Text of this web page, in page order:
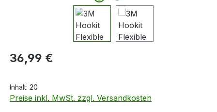
Regulärer Preis:
36,99 €
Inhalt: 20
Preise inkl. MwSt. zzgl. Versandkosten